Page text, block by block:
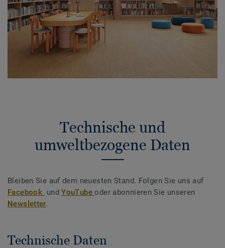
Technische und
umweltbezogene Daten
Bleiben Sie auf dem neuesten Stand. Folgen Sie uns auf
Facebook undYouTubeoder abonnieren Sie unseren
Newsletter.
Technische Daten